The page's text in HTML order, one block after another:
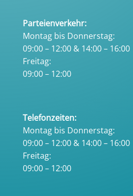
Parteienverkehr:
Montag bis Donnerstag:
09:00 – 12:00 & 14:00 – 16:00
Freitag:
09:00 – 12:00
Telefonzeiten:
Montag bis Donnerstag:
09:00 – 12:00 & 14:00 – 16:00
Freitag:
09:00 – 12:00